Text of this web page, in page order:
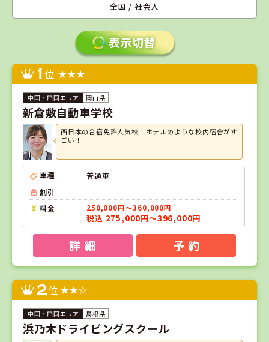
全国 / 社会人
1位
岡山県
新倉敷自動車学校
西日本の合宿免許人気校！ホテルのような校内宿舎がす
ごい！
車種
普通車
割引
料金
250,000円～360,000円
税込 275,000円～396,000円
詳 細 予 約
2位
島根県
浜乃木ドライビングスクール